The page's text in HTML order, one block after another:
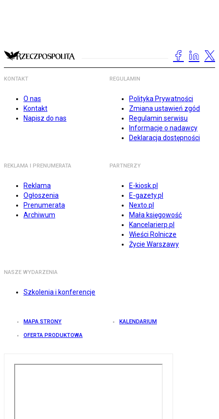
KONTAKT
O nas
Kontakt
Napisz do nas
REGULAMIN
Polityka Prywatności
Zmiana ustawień zgód
Regulamin serwisu
Informacje o nadawcy
Deklaracja dostępności
REKLAMA I PRENUMERATA
Reklama
Ogłoszenia
Prenumerata
Archiwum
PARTNERZY
E-kiosk.pl
E-gazety.pl
Nexto.pl
Mała księgowość
Kancelarierp.pl
Wieści Rolnicze
Życie Warszawy
NASZE WYDARZENIA
Szkolenia i konferencje
MAPA STRONY KALENDARIUM
OFERTA PRODUKTOWA